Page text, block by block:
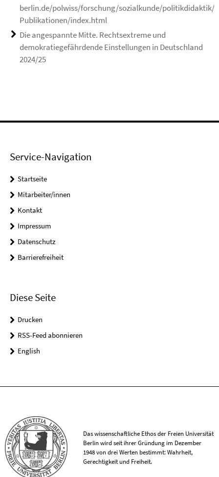
berlin.de/polwiss/forschung/sozialkunde/politikdidaktik/
Publikationen/index.html
Die angespannte Mitte. Rechtsextreme und
demokratiegefährdende Einstellungen in Deutschland
2024/25
Service-Navigation
Startseite
Mitarbeiter/innen
Kontakt
Impressum
Datenschutz
Barrierefreiheit
Diese Seite
Drucken
RSS-Feed abonnieren
English
Das wissenschaftliche Ethos der Freien Universität
Berlin wird seit ihrer Gründung im Dezember
1948 von drei Werten bestimmt: Wahrheit,
Gerechtigkeit und Freiheit.